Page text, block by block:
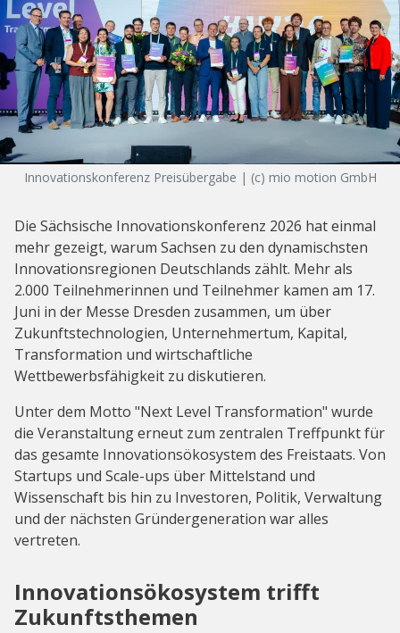
Innovationskonferenz Preisübergabe | (c) mio motion GmbH
Die Sächsische Innovationskonferenz 2026 hat einmal
mehr gezeigt, warum Sachsen zu den dynamischsten
Innovationsregionen Deutschlands zählt. Mehr als
2.000 Teilnehmerinnen und Teilnehmer kamen am 17.
Juni in der Messe Dresden zusammen, um über
Zukunftstechnologien, Unternehmertum, Kapital,
Transformation und wirtschaftliche
Wettbewerbsfähigkeit zu diskutieren.
Unter dem Motto "Next Level Transformation" wurde
die Veranstaltung erneut zum zentralen Treffpunkt für
das gesamte Innovationsökosystem des Freistaats. Von
Startups und Scale-ups über Mittelstand und
Wissenschaft bis hin zu Investoren, Politik, Verwaltung
und der nächsten Gründergeneration war alles
vertreten.
Innovationsökosystem trifft
Zukunftsthemen